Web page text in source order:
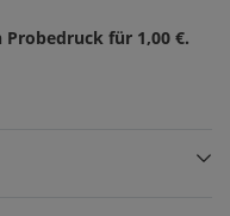
Probedruck für 1,00 €.